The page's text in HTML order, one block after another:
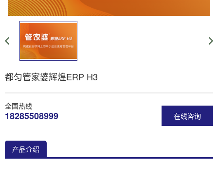
都匀管家婆辉煌ERP H3
在线咨询
全国热线
18285508999
产品介绍